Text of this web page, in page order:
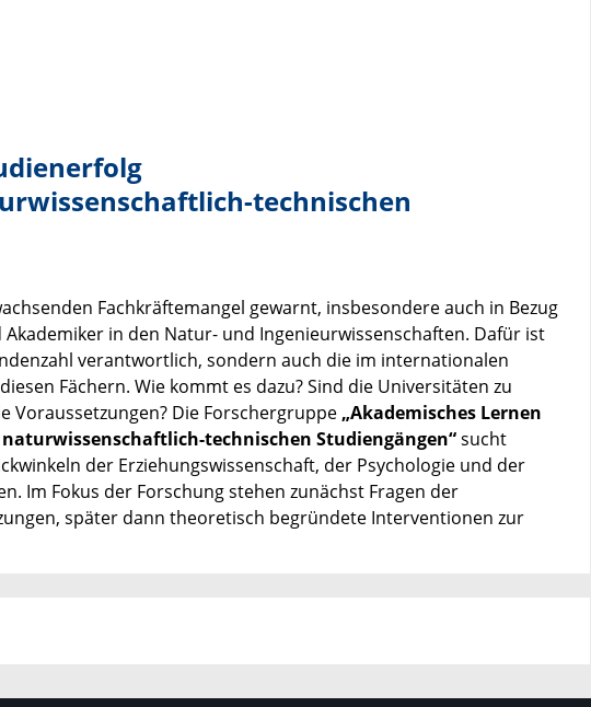
technischen
Fachkräftemangel gewarnt, insbesondere auch in Bezug
in den Natur- und Ingenieurwissenschaften. Dafür ist
verantwortlich, sondern auch die im internationalen
Fächern. Wie kommt es dazu? Sind die Universitäten zu
Voraussetzungen? Die Forschergruppe „Akademisches Lernen
technischen Studiengängen“sucht
der Erziehungswissenschaft, der Psychologie und der
Im Fokus der Forschung stehen zunächst Fragen der
später dann theoretisch begründete Interventionen zur